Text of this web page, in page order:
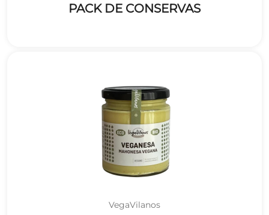
PACK DE CONSERVAS
VegaVilanos